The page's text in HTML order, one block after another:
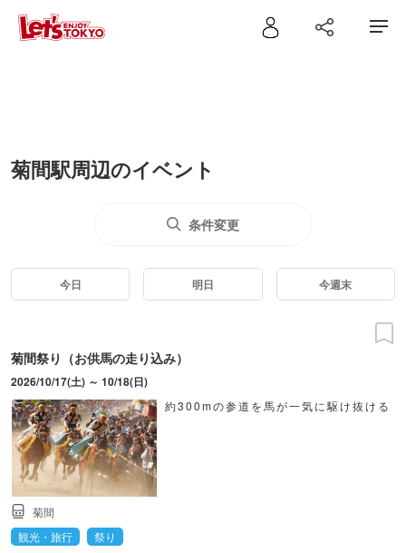
菊間駅周辺のイベント
条件変更
今日 明日 今週末
菊間祭り（お供馬の走り込み）
2026/10/17(土) ～ 10/18(日)
約300mの参道を馬が一気に駆け抜ける
菊間
観光・旅行
祭り